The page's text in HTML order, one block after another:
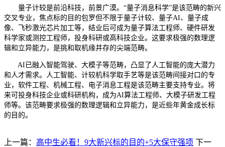
量子计较是前沿科技，前景广漠。“量子消息科学”是该范畴的新兴
交叉专业，焦点标的目的包罗但不限于量子计较、量子AI、量子成
像、飞秒激光芯片加工等，结业后可成为量子算法工程师、硬件研发
科学家或测控工程师，投身科研或高科技企业。这要求极强的数理逻
辑和立异能力，是挑和取机缘并存的尖端范畴。
AI已融入智能驾驶、大模子等范畴，凸显了人工智能的庞大潜力
和人才需求。人工智能、计较机科学取手艺等是该范畴间接对口的专
业，软件工程、机械工程、电子消息工程是该范畴主要支持专业。将
来可投身科技企业或科研机构，成为AI算法工程师、大模子研发工程
师等。该范畴要求极强的数理逻辑和立异能力，是近些年黄金成长标
的目的。
上一篇： 高中生必看！9大新兴标的目的+5大保守强项 下一